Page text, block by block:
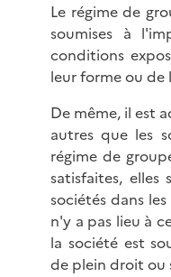
Le régime de
soumises à
conditions
leur forme ou
De même, il est
autres que les
régime de
satisfaites, elles
sociétés dans
n'y a pas lieu à
la société est
de plein droit ou